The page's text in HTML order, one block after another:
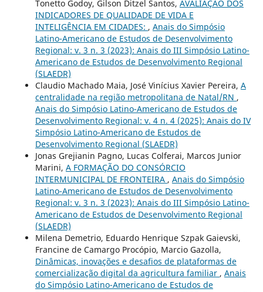
Tonetto Godoy, Gilson Ditzel Santos, AVALIAÇÃO DOS
INDICADORES DE QUALIDADE DE VIDA E
INTELIGÊNCIA EM CIDADES: , Anais do Simpósio
Latino-Americano de Estudos de Desenvolvimento
Regional: v. 3 n. 3 (2023): Anais do III Simpósio Latino-
Americano de Estudos de Desenvolvimento Regional
(SLAEDR)
Claudio Machado Maia, José Vinícius Xavier Pereira, A
centralidade na região metropolitana de Natal/RN ,
Anais do Simpósio Latino-Americano de Estudos de
Desenvolvimento Regional: v. 4 n. 4 (2025): Anais do IV
Simpósio Latino-Americano de Estudos de
Desenvolvimento Regional (SLAEDR)
Jonas Grejianin Pagno, Lucas Colferai, Marcos Junior
Marini, A FORMAÇÃO DO CONSÓRCIO
INTERMUNICIPAL DE FRONTEIRA , Anais do Simpósio
Latino-Americano de Estudos de Desenvolvimento
Regional: v. 3 n. 3 (2023): Anais do III Simpósio Latino-
Americano de Estudos de Desenvolvimento Regional
(SLAEDR)
Milena Demetrio, Eduardo Henrique Szpak Gaievski,
Francine de Camargo Procópio, Marcio Gazolla,
Dinâmicas, inovações e desafios de plataformas de
comercialização digital da agricultura familiar , Anais
do Simpósio Latino-Americano de Estudos de